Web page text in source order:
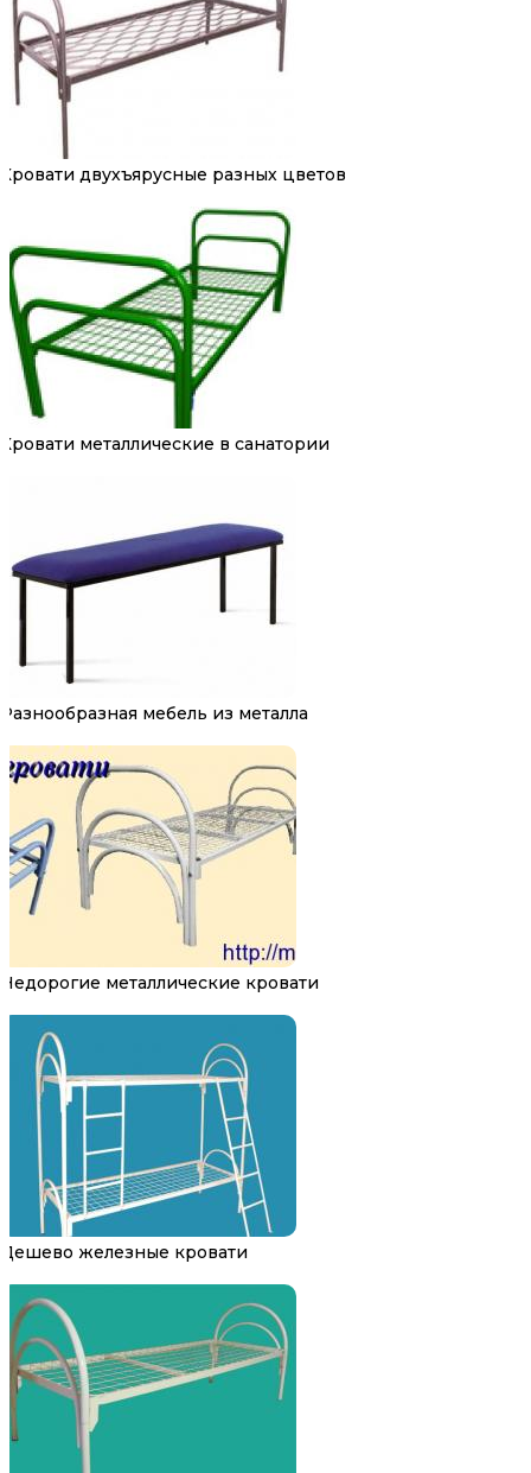
Кровати двухъярусные разных цветов
Кровати металлические в санатории
Разнообразная мебель из металла
Недорогие металлические кровати
Дешево железные кровати